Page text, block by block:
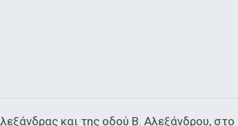
και της οδού Β. Αλεξάνδρου, στο